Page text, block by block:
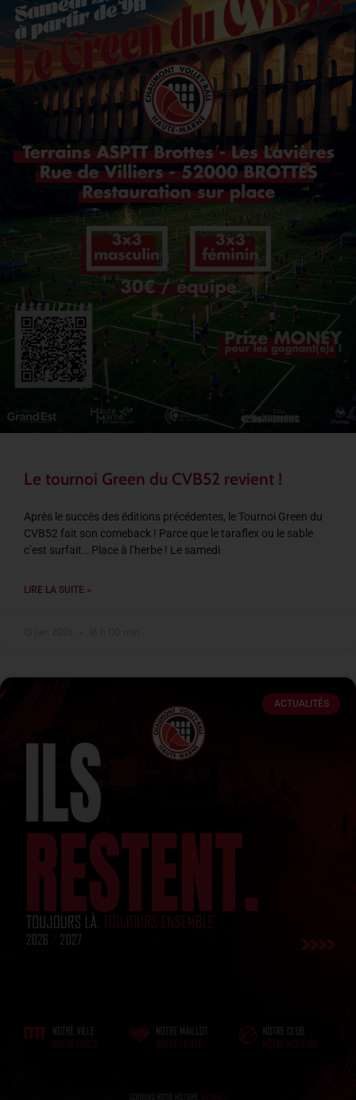
Le tournoi Green du CVB52 revient !
Après le succès des éditions précédentes, le Tournoi Green du
CVB52 fait son comeback ! Parce que le taraflex ou le sable
c’est surfait… Place à l’herbe ! Le samedi
LIRE LA SUITE »
ACTUALITÉS